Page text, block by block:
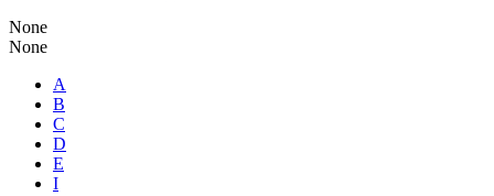
None
None
A
B
C
D
E
I